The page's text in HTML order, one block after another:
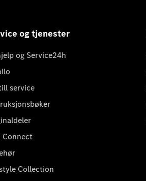
og tjenester
og Service24h
service
Connect
Collection